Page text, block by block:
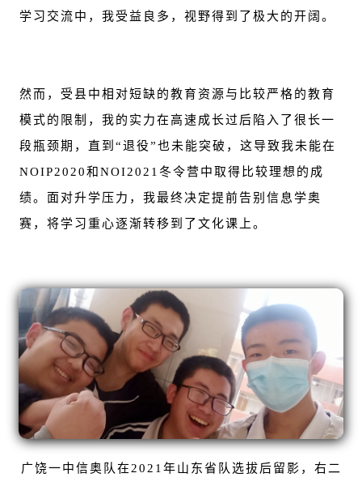
学习交流中，我受益良多，视野得到了极大的开阔。
然而，受县中相对短缺的教育资源与比较严格的教育
模式的限制，我的实力在高速成长过后陷入了很长一
段瓶颈期，直到“退役”也未能突破，这导致我未能在
NOIP2020和NOI2021冬令营中取得比较理想的成
绩。面对升学压力，我最终决定提前告别信息学奥
赛，将学习重心逐渐转移到了文化课上。
广饶一中信奥队在2021年山东省队选拔后留影，右二